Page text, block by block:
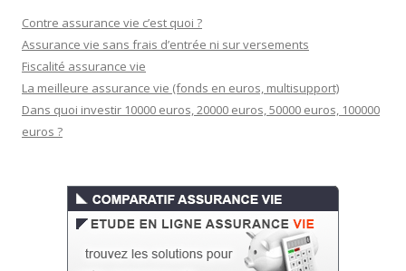
Contre assurance vie c’est quoi ?
Assurance vie sans frais d’entrée ni sur versements
Fiscalité assurance vie
La meilleure assurance vie (fonds en euros, multisupport)
Dans quoi investir 10000 euros, 20000 euros, 50000 euros, 100000
euros ?